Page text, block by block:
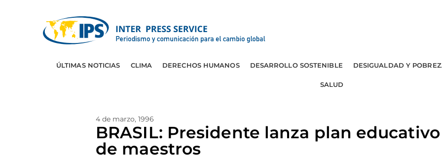
ÚLTIMAS NOTICIAS CLIMA DERECHOS HUMANOS DESARROLLO SOSTENIBLE DESIGUALDAD Y
SALUD
4 de marzo, 1996
BRASIL: Presidente lanza plan
de maestros